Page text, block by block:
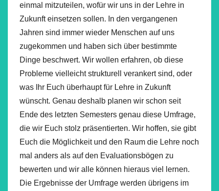
einmal mitzuteilen, wofür wir uns in der Lehre in
Zukunft einsetzen sollen. In den vergangenen
Jahren sind immer wieder Menschen auf uns
zugekommen und haben sich über bestimmte
Dinge beschwert. Wir wollen erfahren, ob diese
Probleme vielleicht strukturell verankert sind, oder
was Ihr Euch überhaupt für Lehre in Zukunft
wünscht. Genau deshalb planen wir schon seit
Ende des letzten Semesters genau diese Umfrage,
die wir Euch stolz präsentierten. Wir hoffen, sie gibt
Euch die Möglichkeit und den Raum die Lehre noch
mal anders als auf den Evaluationsbögen zu
bewerten und wir alle können hieraus viel lernen.
Die Ergebnisse der Umfrage werden übrigens im